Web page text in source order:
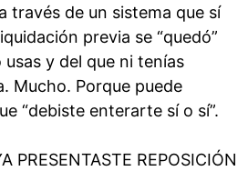
través de un sistema que sí
previa se “quedó”
y del que ni tenías
Mucho. Porque puede
“debiste enterarte sí o sí”.
PRESENTASTE REPOSICIÓN